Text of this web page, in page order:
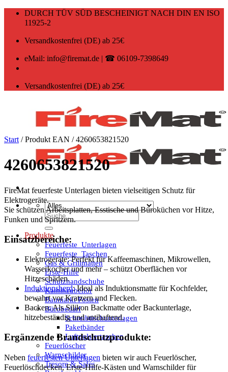
Zum
DURCH TÜV SÜD BESCHEINIGT NACH DIN EN ISO
11925-2
Versandkostenfrei (DE) ab 25€
eMail: info@firemat.de | ☎ 06109-7398649
Versandkostenfrei (DE) ab 25€
Suchen
nach:
Produkte
Feuerfeste_Unterlagen
Feuerfeste_Taschen
Gas & Grillmatten
Erste-Hilfe
Schutzhandschuhe
Kaminzubehör
Baumarkt Posten
Bürobedarf
Schreibtischunterlagen
Paketbänder
Luftpolstertaschen
Feuerlöscher
Warnschilder
Tresore & Safes
Start /Produkt EAN /4260653821520
4260653821520
FireMat feuerfeste Unterlagen bieten vielseitigen Schutz für
Elektrogeräte.
Sie schützen Arbeitsplatten, Esstische und Büroküchen vor Hitze,
Funken und Spritzern.
Einsatzbereiche:
Elektrogeräte: Perfekt für Kaffeemaschinen, Mikrowellen,
Wasserkocher und mehr – schützt Oberflächen vor
Hitzeschäden.
Induktionsherd: Ideal als Induktionsmatte für Kochfelder,
bewahrt vor Kratzern und Flecken.
Backen: Als Silikon Backmatte oder Backunterlage,
hitzebeständig und antihaftend.
Ergänzende Brandschutzprodukte:
Neben feuerfesten Unterlagen bieten wir auch Feuerlöscher,
Feuerlöschdecken, Erste-Hilfe-Kästen und Warnschilder für